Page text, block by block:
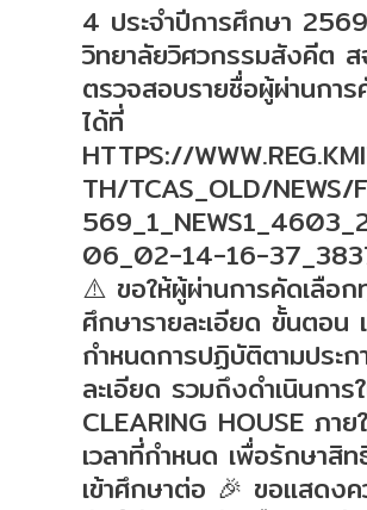
4 ประจำปีการศึกษา 2569
วิทยาลัยวิศวกรรมสังคีต ส
ตรวจสอบรายชื่อผู้ผ่านการ
ได้ที่
HTTPS://
TH/TCAS_OLD/NEWS/
06_02-14-16-
⚠️ ขอให้ผู้ผ่านการคัดเลือก
ศึกษารายละเอียด ขั้นตอน
กำหนดการปฏิบัติตามประก
ละเอียด รวมถึงดำเนินการ
CLEARING HOUSE ภาย
เวลาที่กำหนด เพื่อรักษาสิท
เข้าศึกษาต่อ 🎉 ขอแสดง